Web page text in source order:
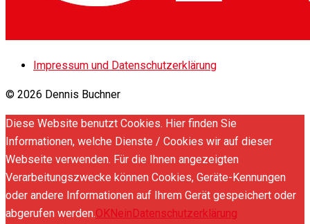
Impressum und Datenschutzerklärung
© 2026 Dennis Buchner
Diese Website benutzt Cookies. Hier finden Sie
Informationen, welche Dienste / Cookies wir auf dieser
Webseite verwenden. Für die Ihnen angezeigten
Verarbeitungszwecke können Cookies, Geräte-Kennungen
oder andere Informationen auf Ihrem Gerät gespeichert oder
abgerufen werden.OKNeinDatenschutzerklärung